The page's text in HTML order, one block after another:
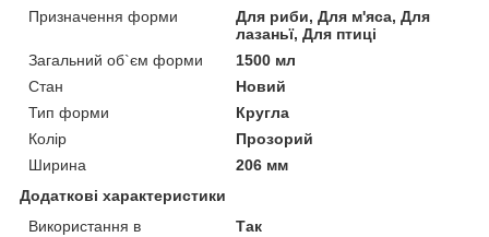
Призначення форми
Для риби, Для м'яса, Для
лазаньї, Для птиці
Загальний об`єм форми
1500 мл
Стан
Новий
Тип форми
Кругла
Колір
Прозорий
Ширина
206 мм
Додаткові характеристики
Використання в
Так